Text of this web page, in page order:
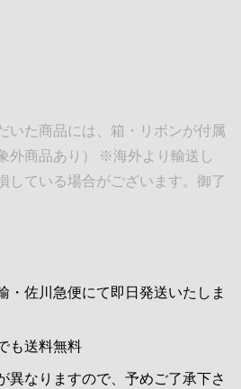
いた商品には、箱・リボンが付属
外商品あり） ※海外より輸送し
している場合がございます。御了
・佐川急便にて即日発送いたしま
も送料無料
異なりますので、予めご了承下さ